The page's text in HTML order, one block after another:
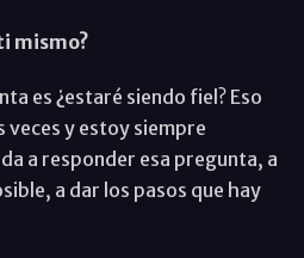
mismo?
es ¿estaré siendo fiel? Eso
veces y estoy siempre
a responder esa pregunta, a
a dar los pasos que hay